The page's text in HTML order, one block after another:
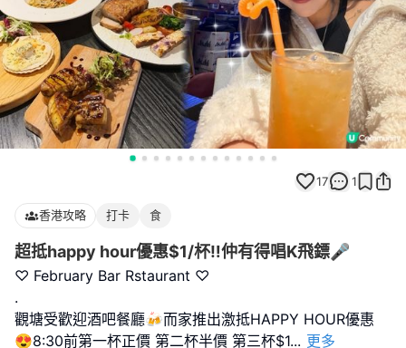
17 1
香港攻略 打卡 食
超抵happy hour優惠$1/杯‼️仲有得唱K飛鏢🎤
♡ February Bar Rstaurant ♡
.
觀塘受歡迎酒吧餐廳🍻而家推出激抵HAPPY HOUR優惠
😍8:30前第一杯正價 第二杯半價 第三杯$1... 更多